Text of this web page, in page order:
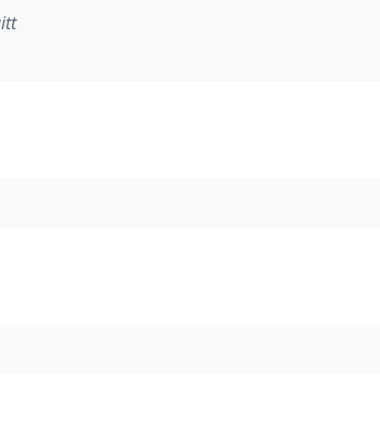
eller anna spesifikasjon som ligg til